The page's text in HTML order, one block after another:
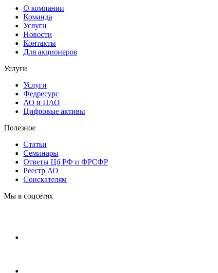
О компании
Команда
Услуги
Новости
Контакты
Для акционеров
Услуги
Услуги
Федресурс
АО и ПАО
Цифровые активы
Полезное
Статьи
Cеминары
Ответы Цб РФ и ФРСФР
Реестр АО
Соискателям
Мы в соцсетях